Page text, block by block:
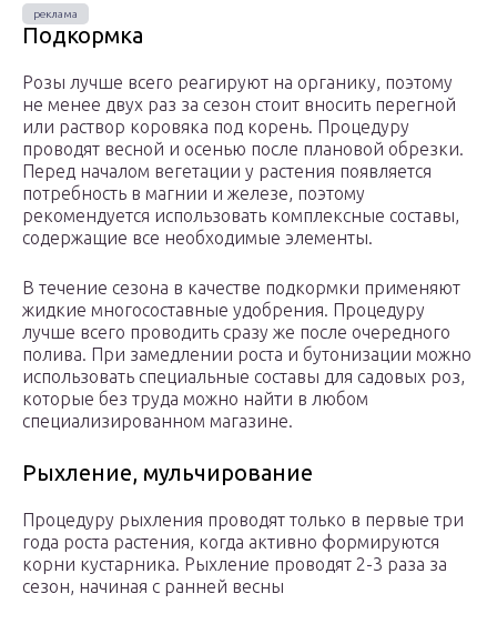
Подкормка
Розы лучше всего реагируют на органику, поэтому
не менее двух раз за сезон стоит вносить перегной
или раствор коровяка под корень. Процедуру
проводят весной и осенью после плановой обрезки.
Перед началом вегетации у растения появляется
потребность в магнии и железе, поэтому
рекомендуется использовать комплексные составы,
содержащие все необходимые элементы.
В течение сезона в качестве подкормки применяют
жидкие многосоставные удобрения. Процедуру
лучше всего проводить сразу же после очередного
полива. При замедлении роста и бутонизации можно
использовать специальные составы для садовых роз,
которые без труда можно найти в любом
специализированном магазине.
Рыхление, мульчирование
Процедуру рыхления проводят только в первые три
года роста растения, когда активно формируются
корни кустарника. Рыхление проводят 2-3 раза за
сезон, начиная с ранней весны